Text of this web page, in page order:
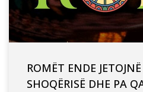
ROMËT ENDE
SHOQËRISË DHE PA